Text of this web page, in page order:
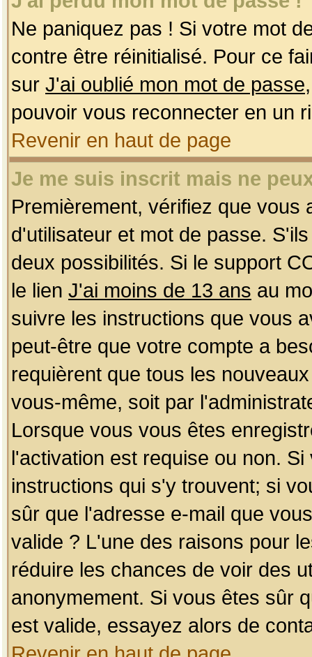
Ne paniquez pas ! Si votre mot
contre être réinitialisé. Pour ce
sur J'ai oublié mon mot de passe
pouvoir vous reconnecter en un
Revenir en haut de page
Je me suis inscrit mais ne
Premièrement, vérifiez que
d'utilisateur et mot de passe.
deux possibilités. Si le support
le lien J'ai moins de 13 ans au
suivre les instructions que vous
peut-être que votre compte a
requièrent que tous les
vous-même, soit par
Lorsque vous vous êtes
l'activation est requise ou non.
instructions qui s'y trouvent; si
sûr que l'adresse e-mail que
valide ? L'une des raisons pour
réduire les chances de voir des
anonymement. Si vous êtes sûr
est valide, essayez alors de